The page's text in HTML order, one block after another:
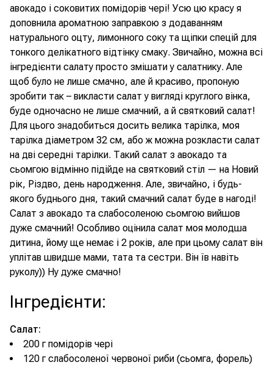
авокадо і соковитих помідорів чері! Усю цю красу я
доповнила ароматною заправкою з додаванням
натурального оцту, лимонного соку та щіпки спецій для
тонкого делікатного відтінку смаку. Звичайно, можна всі
інгредієнти салату просто змішати у салатнику. Але
щоб було не лише смачно, але й красиво, пропоную
зробити так – викласти салат у вигляді круглого вінка,
буде одночасно не лише смачний, а й святковий салат!
Для цього знадобиться досить велика тарілка, моя
тарілка діаметром 32 см, або ж можна розкласти салат
на дві середні тарілки. Такий салат з авокадо та
сьомгою відмінно підійде на святковий стіл — на Новий
рік, Різдво, день народження. Але, звичайно, і будь-
якого буднього дня, такий смачний салат буде в нагоді!
Салат з авокадо та слабосоленою сьомгою вийшов
дуже смачний! Особливо оцінила салат моя молодша
дитина, йому ще немає і 2 років, але при цьому салат він
уплітав швидше мами, тата та сестри. Він їв навіть
руколу)) Ну дуже смачно!
Інгредієнти:
Салат:
200 г помідорів чері
120 г слабосоленої червоної риби (сьомга, форель)